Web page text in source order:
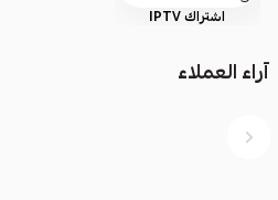
اشتراك IPTV
آراء العملاء